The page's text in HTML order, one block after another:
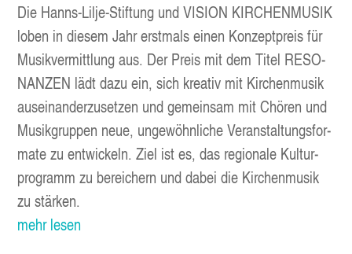
Die Hanns-Lil­­je-Stif­­tung und VISI­ON KIR­CHEN­MU­SIK
loben in die­sem Jahr erst­mals einen Kon­zept­preis für
Musik­ver­mitt­lung aus. Der Preis mit dem Titel RESO­
NAN­ZEN lädt dazu ein, sich krea­tiv mit Kir­chen­mu­sik
aus­ein­an­der­zu­set­zen und gemein­sam mit Chö­ren und
Musik­grup­pen neue, unge­wöhn­li­che Ver­an­stal­tungs­for­
ma­te zu ent­wi­ckeln. Ziel ist es, das regio­na­le Kul­tur­
pro­gramm zu berei­chern und dabei die Kir­chen­mu­sik
zu stärken.
mehr lesen